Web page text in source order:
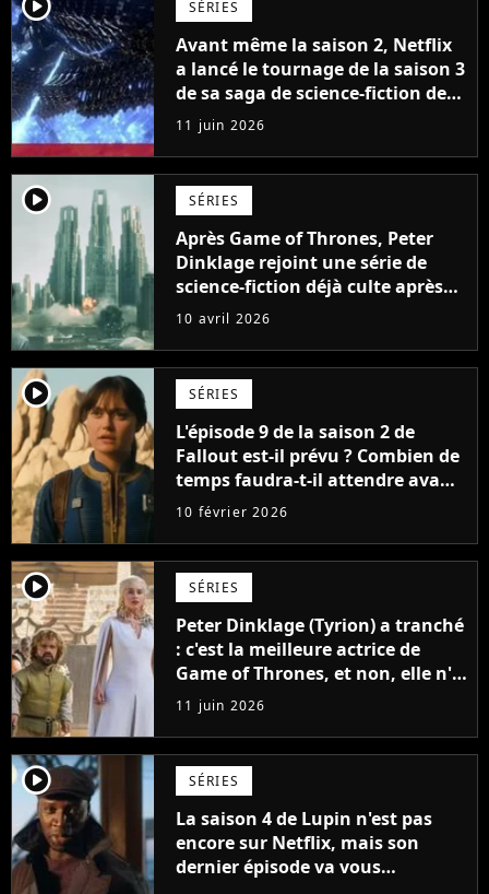
SÉRIES
Avant même la saison 2, Netflix
a lancé le tournage de la saison 3
de sa saga de science-fiction des
créateurs de Game of Thrones
11 juin 2026
player2 SÉRIES
Après Game of Thrones, Peter
Dinklage rejoint une série de
science-fiction déjà culte après
une seule saison
10 avril 2026
player2 SÉRIES
L'épisode 9 de la saison 2 de
Fallout est-il prévu ? Combien de
temps faudra-t-il attendre avant
le prochain épisode ?
10 février 2026
player2 SÉRIES
Peter Dinklage (Tyrion) a tranché
: c'est la meilleure actrice de
Game of Thrones, et non, elle n'a
pas joué Daenerys
11 juin 2026
player2 SÉRIES
La saison 4 de Lupin n'est pas
encore sur Netflix, mais son
dernier épisode va vous